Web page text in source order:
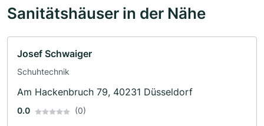
Sanitätshäuser in der Nähe
Josef Schwaiger
Schuhtechnik
Am Hackenbruch 79, 40231 Düsseldorf
0.0 (0)